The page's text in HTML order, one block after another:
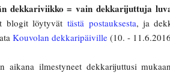
dekkariviikko = vain dekkarijuttuja
blogit löytyvättästä postauksesta, ja
Kouvolan dekkaripäiville (10. -
aikana ilmestyneet dekkarijuttusi